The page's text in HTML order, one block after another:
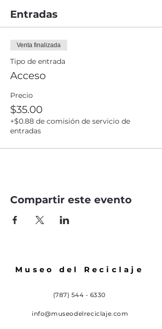
Entradas
Venta finalizada
Tipo de entrada
Acceso
Precio
$35.00
+$0.88 de comisión de servicio de
entradas
Compartir este evento
Museo del Reciclaje
(787) 544 - 6330
info@museodelreciclaje.com